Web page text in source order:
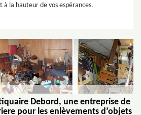
à la hauteur de vos espérances.
Debord, une entreprise de
pour les enlèvements d’objets